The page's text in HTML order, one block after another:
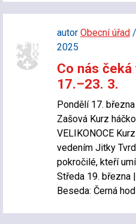
autor Obecní úřad/
2025
Co nás
17.–23. 3.
Pondělí 17.
Zašová Kurz
VELIKONOCE
vedením Jitky
pokročilé, kteří
Středa 19. března
Beseda: Černá